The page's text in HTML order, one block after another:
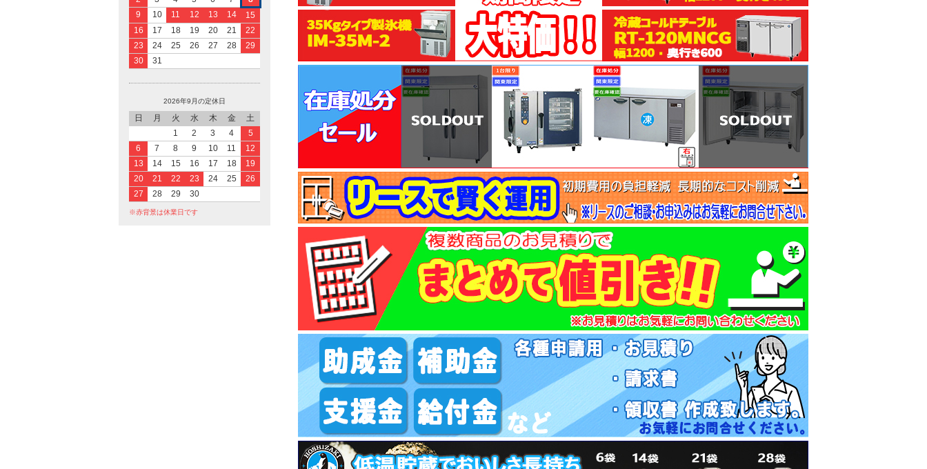
9
10 11 12 13 14
15
16
17 18 19 20 21
22
23
24 25 26 27 28
29
30
31
2026年9月の定休日
日 月 火 水 木 金
土
1
2 3 4
5
6
7 8 9 10 11
12
13
14 15 16 17 18
19
20
21 22 23 24 25
26
27
28 29 30
※赤背景は休業日です